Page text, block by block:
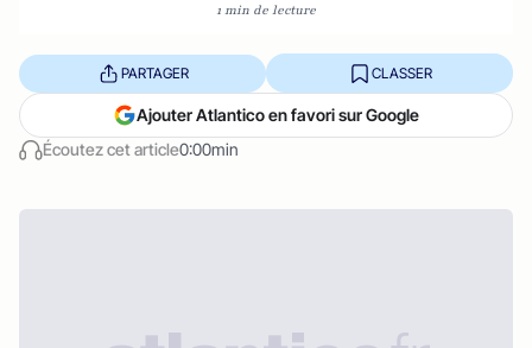
1 min de lecture
Écoutez cet article0:00min
PARTAGER CLASSER
Ajouter Atlantico en favori sur Google